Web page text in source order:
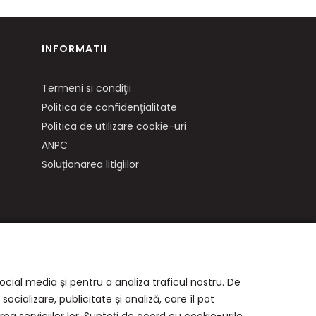
INFORMATII
Termeni si condiţii
Politica de confidenţialitate
Politica de utilizare cookie-uri
ANPC
Soluționarea litigiilor
media și pentru a analiza traficul nostru. De
publicitate și analiză, care îl pot